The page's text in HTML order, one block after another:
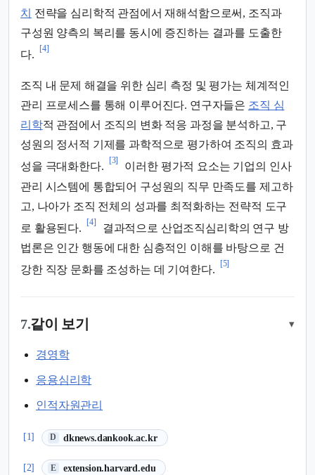
치
전략을 심리학적 관점에서 재해석함으로써, 조직과
구성원 양측의 복리를 동시에 증진하는 결과를 도출한
다.
[4]
조직 내 문제 해결을 위한 심리 측정 및 평가는 체계적인
관리 프로세스를 통해 이루어진다. 연구자들은 조직 심
리학적 관점에서 조직의 변화 적응 과정을 분석하고, 구
성원의 정서적 기제를 과학적으로 평가하여 조직의 효과
성을 극대화한다.
[3]
이러한 평가적 요소는 기업의 인사
관리 시스템에 통합되어 구성원의 직무 만족도를 제고하
고, 나아가 조직 전체의 성과를 최적화하는 전략적 도구
로 활용된다.
[4]
결과적으로 산업조직심리학의 연구 방
법론은 인간 행동에 대한 심층적인 이해를 바탕으로 건
강한 직장 문화를 조성하는 데 기여한다.
[5]
7.같이 보기 ▾
경영학
응용심리학
인적자원관리
[1] D dknews.dankook.ac.kr
(새 탭에서 열림)
[2] E extension.harvard.edu
(새 탭에서 열림)